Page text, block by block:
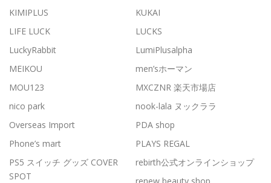
KIMIPLUS
KUKAI
LIFE LUCK
LUCKS
LuckyRabbit
LumiPlusalpha
MEIKOU
men’sホーマン
MOU123
MXCZNR 楽天市場店
nico park
nook-lala ヌックララ
Overseas Import
PDA shop
Phone’s mart
PLAYS REGAL
PS5 スイッチ グッズ COVER
SPOT
rebirth公式オンラインショップ